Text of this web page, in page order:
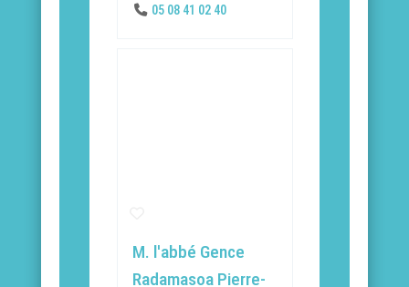
05 08 41 02 40
M. l'abbé Gence
Radamasoa Pierre-